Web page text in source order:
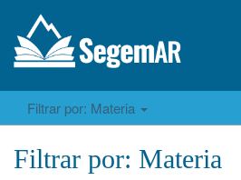
Filtrar por: Materia
Filtrar por: Materia